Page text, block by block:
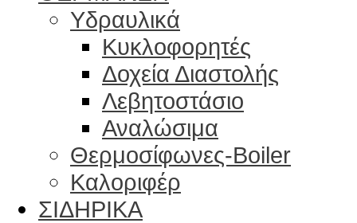
Υδραυλικά
Κυκλοφορητές
Δοχεία Διαστολής
Λεβητοστάσιο
Αναλώσιμα
Θερμοσίφωνες-Boiler
Καλοριφέρ
ΣΙΔΗΡΙΚΑ